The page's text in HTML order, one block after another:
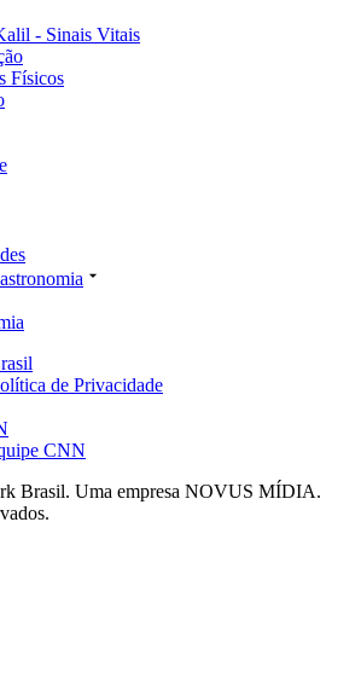
- Sinais Vitais
Físicos
de Privacidade
CNN
Brasil. Uma empresa NOVUS MÍDIA.